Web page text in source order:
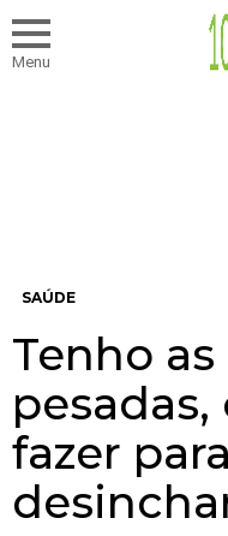
Menu
SAÚDE
Tenho
fazer para